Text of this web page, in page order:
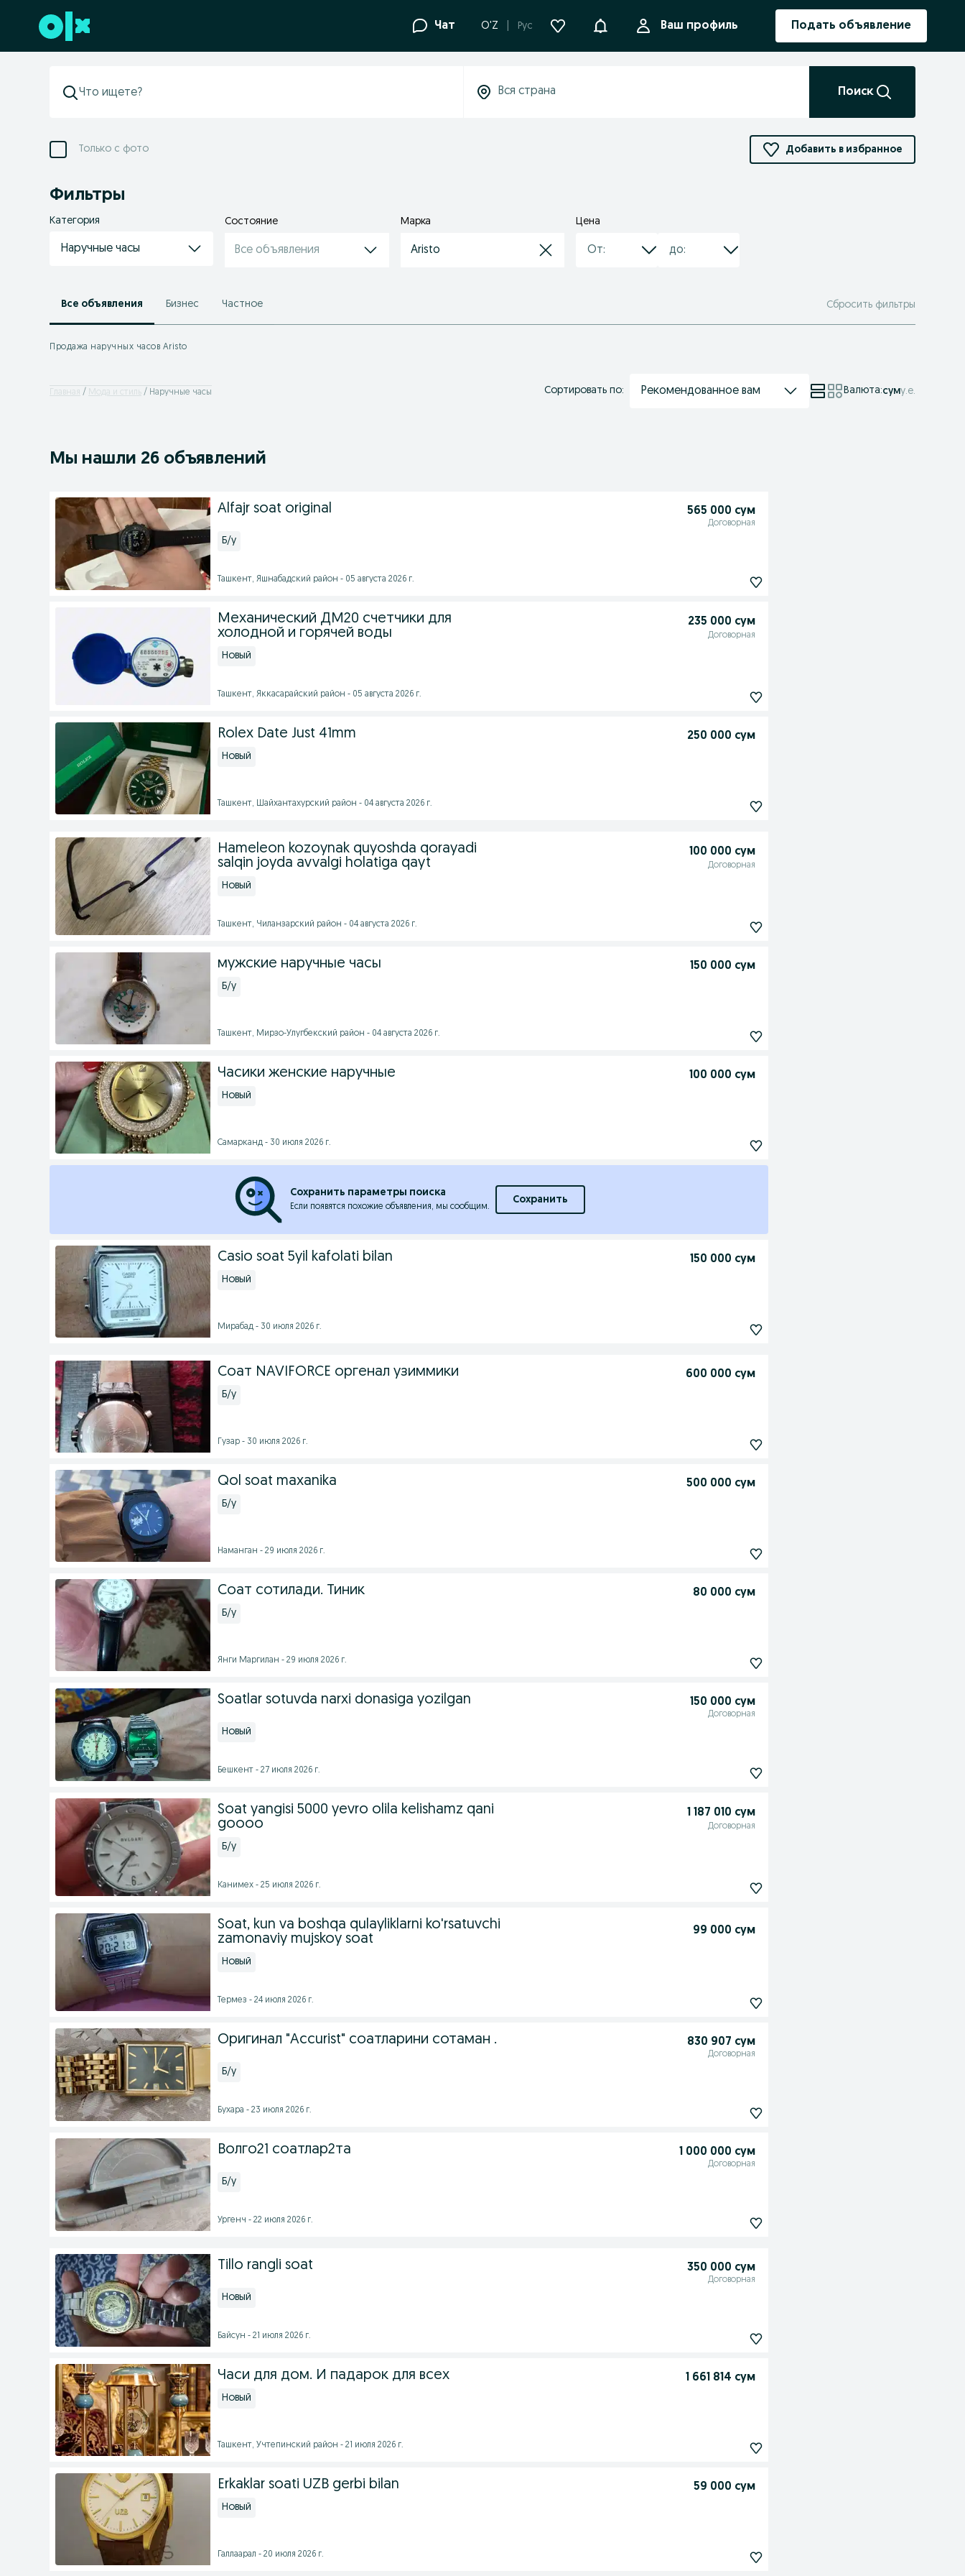
Перейти к нижнему колонтитулу Чат O'Z Рус УведомленияВаш профиль Подать объявление
Поиск
Только с фото Добавить в избранное
Фильтры
Категория
Наручные часы
Состояние
Все объявления
Марка
Aristo
Цена
Все объявления Бизнес Частное Сбросить фильтры
Продажа наручных часов Aristo
Главная Мода и стиль Наручные часы Сортировать по: Рекомендованное вам Валюта:суму.е.
Мы нашли 26 объявлений
Alfajr soat original 565 000 сум
Договорная
Б/у
Ташкент, Яшнабадский район - 05 августа 2026 г.
Механический ДМ20 счетчики для
холодной и горячей воды
235 000 сум
Договорная
Новый
Ташкент, Яккасарайский район - 05 августа 2026 г.
Rolex Date Just 41mm 250 000 сум
Новый
Ташкент, Шайхантахурский район - 04 августа 2026 г.
Hameleon kozoynak quyoshda qorayadi
salqin joyda avvalgi holatiga qayt
100 000 сум
Договорная
Новый
Ташкент, Чиланзарский район - 04 августа 2026 г.
мужские наручные часы 150 000 сум
Б/у
Ташкент, Мирзо-Улугбекский район - 04 августа 2026 г.
Часики женские наручные 100 000 сум
Новый
Самарканд - 30 июля 2026 г.
Сохранить параметры поиска
Если появятся похожие объявления, мы сообщим.
Сохранить
Casio soat 5yil kafolati bilan 150 000 сум
Новый
Мирабад - 30 июля 2026 г.
Соат NAVIFORCE оргенал узиммики 600 000 сум
Б/у
Гузар - 30 июля 2026 г.
Qol soat maxanika 500 000 сум
Б/у
Наманган - 29 июля 2026 г.
Соат сотилади. Тиник 80 000 сум
Б/у
Янги Маргилан - 29 июля 2026 г.
Soatlar sotuvda narxi donasiga yozilgan 150 000 сум
Договорная
Новый
Бешкент - 27 июля 2026 г.
Soat yangisi 5000 yevro olila kelishamz qani
goooo
1 187 010 сум
Договорная
Б/у
Канимех - 25 июля 2026 г.
Soat, kun va boshqa qulayliklarni ko'rsatuvchi
zamonaviy mujskoy soat
99 000 сум
Новый
Термез - 24 июля 2026 г.
Оригинал "Accurist" соатларини сотаман . 830 907 сум
Договорная
Б/у
Бухара - 23 июля 2026 г.
Волго21 соатлар2та 1 000 000 сум
Договорная
Б/у
Ургенч - 22 июля 2026 г.
Tillo rangli soat 350 000 сум
Договорная
Новый
Байсун - 21 июля 2026 г.
Часи для дом. И падарок для всех 1 661 814 сум
Новый
Ташкент, Учтепинский район - 21 июля 2026 г.
Erkaklar soati UZB gerbi bilan 59 000 сум
Новый
Галлаарал - 20 июля 2026 г.